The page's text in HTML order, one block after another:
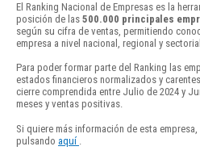
El Ranking Nacional de Empresas es la
posición de las 500.000 principales
según su cifra de ventas, permitiendo
empresa a nivel nacional, regional y
Para poder formar parte del Ranking las
estados financieros normalizados y
cierre comprendida entre Julio de 2024 y
meses y ventas positivas.
Si quiere más información de esta
pulsando aquí